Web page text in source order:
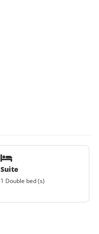
Suite
1 Double bed (s)